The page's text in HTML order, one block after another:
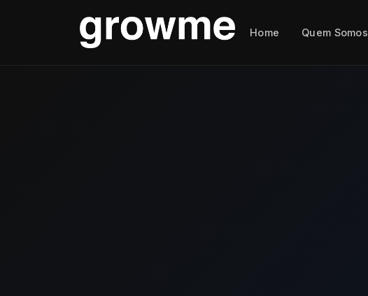
Home Quem Somos